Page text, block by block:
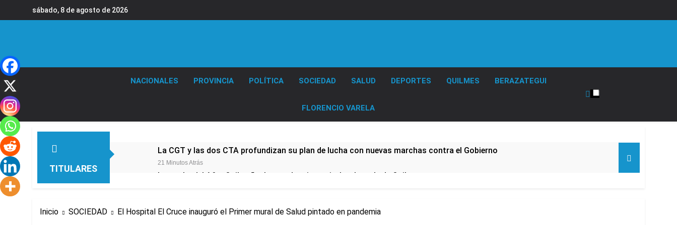
sábado, 8 de agosto de 2026
NACIONALES PROVINCIA POLÍTICA SOCIEDAD SALUD DEPORTES QUILMES BERAZATEGUI
FLORENCIO VARELA
TITULARES
La CGT y las dos CTA profundizan su plan de lucha con nuevas marchas contra el Gobierno
21 Minutos Atrás
La noche del Afro Quilmeño: boxeo de primer nivel en la sede de Quilmes
18 Horas Atrás
Inicio SOCIEDAD El Hospital El Cruce inauguró el Primer mural de Salud pintado en pandemia